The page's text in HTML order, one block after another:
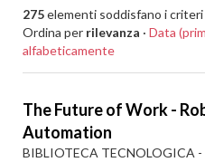
275elementi soddisfano i
Ordina per rilevanza · Data
alfabeticamente
The Future of Work -
Automation
BIBLIOTECA TECNOLOGICA